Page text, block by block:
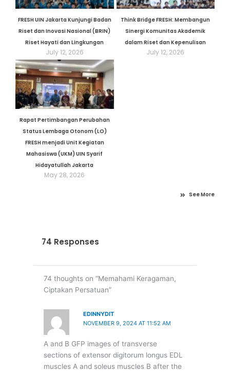
FRESH UIN Jakarta Kunjungi Badan
Riset dan Inovasi Nasional (BRIN)
Riset Hayati dan Lingkungan
July 12, 2026
Think Bridge FRESH: Membangun
Sinergi Komunitas Akademik
dalam Riset dan Kepenulisan
July 12, 2026
Rapat Pertimbangan Perubahan
Status Lembaga Otonom (LO)
FRESH menjadi Unit Kegiatan
Mahasiswa (UKM) UIN Syarif
Hidayatullah Jakarta
May 28, 2026
See More
74 Responses
74 thoughts on “Memahami Keragaman,
Ciptakan Persatuan”
EDINNYDIT
NOVEMBER 9, 2024 AT 11:52 AM
A and B GFP images of transverse
sections of extensor digitorum longus EDL
muscles A and soleus muscles B after the